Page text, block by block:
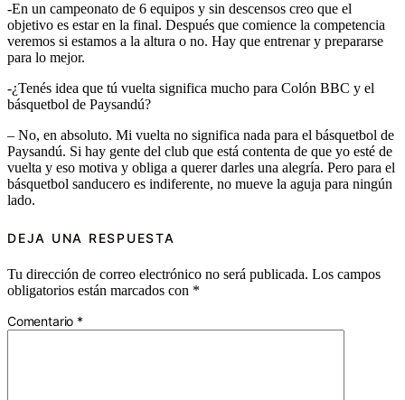
-En un campeonato de 6 equipos y sin descensos creo que el
objetivo es estar en la final. Después que comience la competencia
veremos si estamos a la altura o no. Hay que entrenar y prepararse
para lo mejor.
-¿Tenés idea que tú vuelta significa mucho para Colón BBC y el
básquetbol de Paysandú?
– No, en absoluto. Mi vuelta no significa nada para el básquetbol de
Paysandú. Si hay gente del club que está contenta de que yo esté de
vuelta y eso motiva y obliga a querer darles una alegría. Pero para el
básquetbol sanducero es indiferente, no mueve la aguja para ningún
lado.
DEJA UNA RESPUESTA
Tu dirección de correo electrónico no será publicada. Los campos
obligatorios están marcados con *
Comentario *